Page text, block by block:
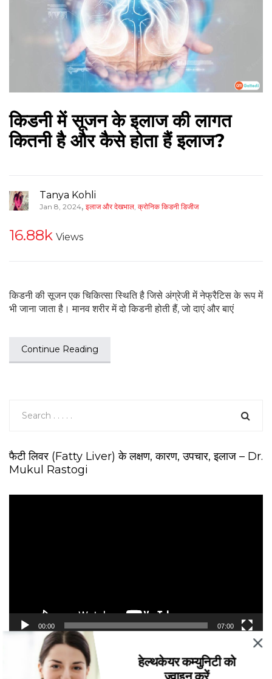
किडनी में सूजन के इलाज की लागत
कितनी है और कैसे होता हैं इलाज?
Tanya Kohli
Jan 8, 2024, इलाज और देखभाल क्रोनिक किडनी डिजीज
16.88k Views
किडनी की सूजन एक चिकित्सा स्थिति है जिसे अंग्रेजी में नेफ्रैटिस के रूप में
भी जाना जाता है। मानव शरीर में दो किडनी होती हैं, जो दाएं और बाएं
Continue Reading
फैटी लिवर (Fatty Liver) के लक्षण, कारण, उपचार, इलाज – Dr.
Mukul Rastogi
r
00:00 07:00
Recent Posts हेल्थकेयर कम्युनिटी को